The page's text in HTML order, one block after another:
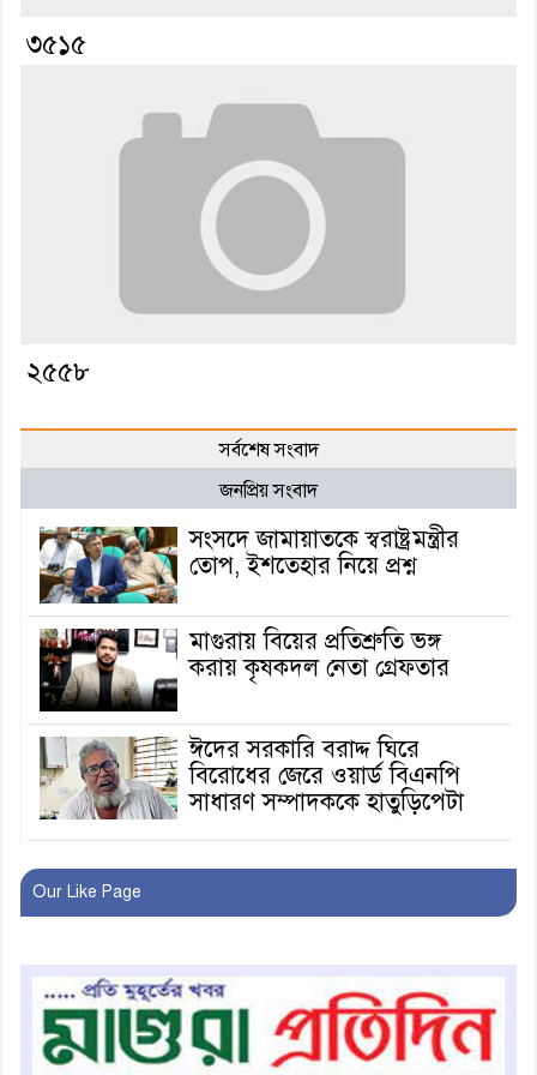
৩৫১৫
২৫৫৮
সর্বশেষ সংবাদ
জনপ্রিয় সংবাদ
সংসদে জামায়াতকে স্বরাষ্ট্রমন্ত্রীর
তোপ, ইশতেহার নিয়ে প্রশ্ন
মাগুরায় বিয়ের প্রতিশ্রুতি ভঙ্গ
করায় কৃষকদল নেতা গ্রেফতার
ঈদের সরকারি বরাদ্দ ঘিরে
বিরোধের জেরে ওয়ার্ড বিএনপি
সাধারণ সম্পাদককে হাতুড়িপেটা
লোভ সংবরণ করতে পারলেন না
অনূর্ধ্ব-১৭ জাতীয় চ্যাম্পিয়ন মাগুরা
ফুটবল দলকে সংবর্ধনা
Our Like Page